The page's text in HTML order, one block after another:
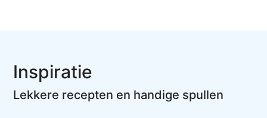
Inspiratie
Lekkere recepten en handige spullen